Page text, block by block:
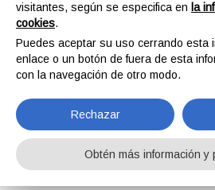
visitantes, según se especifica en la
cookies.
Puedes aceptar su uso cerrando esta
enlace o un botón de fuera de esta
con la navegación de otro modo.
Rechazar
Obtén más información y